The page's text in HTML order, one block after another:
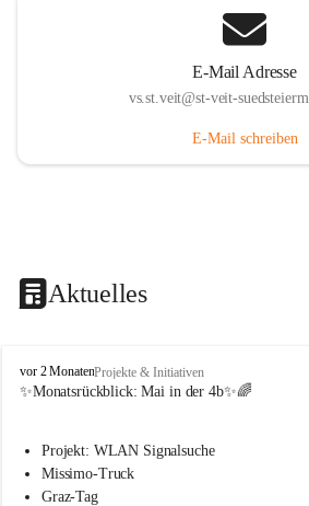
E-Mail Adresse
vs.st.veit@st-veit-
E-Mail schreiben
Aktuelles
V
o
s
s
c
vor 2 MonatenProjekte & Initiativen
✨Monatsrückblick: Mai in der 4b✨🌈
Projekt: WLAN Signalsuche
Missimo-Truck
Graz-Tag